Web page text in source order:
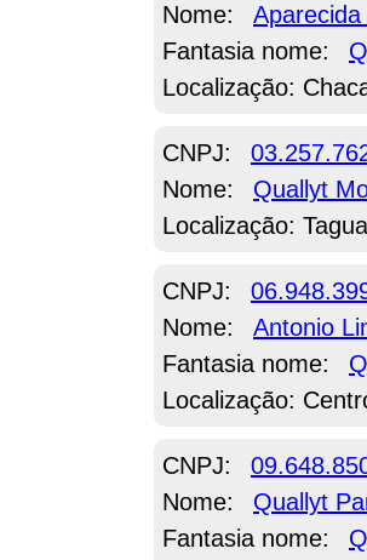
Nome:
Fantasia nome:
Localização:
CNPJ:
Nome:
Quallyt
Localização:
CNPJ:
Nome:
Antonio
Fantasia nome:
Localização:
CNPJ:
Nome:
Quallyt
Fantasia nome: